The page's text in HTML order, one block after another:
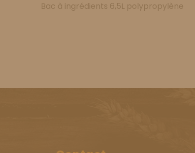
Bac à ingrédients 6,5L polypropylène